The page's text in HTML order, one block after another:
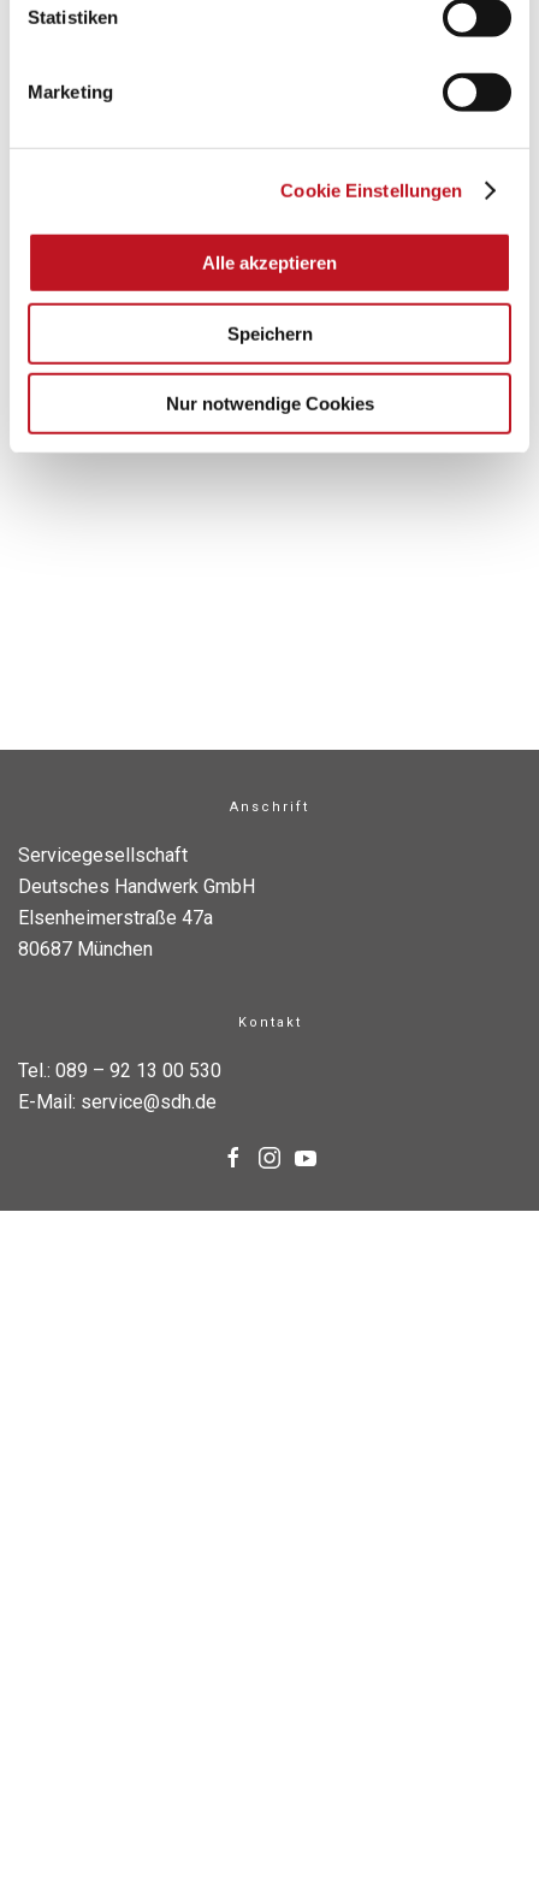
Statistiken
Marketing
Cookie Einstellungen
Alle akzeptieren
Speichern
Nur notwendige Cookies
Anschrift
Servicegesellschaft
Deutsches Handwerk GmbH
Elsenheimerstraße 47a
80687 München
Kontakt
Tel.: 089 – 92 13 00 530
E-Mail: service@sdh.de